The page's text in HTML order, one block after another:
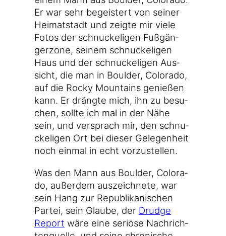
Er war sehr begeis­tert von sei­ner
Hei­mat­stadt und zeig­te mir vie­le
Fotos der schnu­cke­li­gen Fuß­gän­
ger­zo­ne, sei­nem schnu­cke­li­gen
Haus und der schnu­cke­li­gen Aus­
sicht, die man in Bould­er, Colo­ra­do,
auf die Rocky Moun­ta­ins genie­ßen
kann. Er dräng­te mich, ihn zu besu­
chen, soll­te ich mal in der Nähe
sein, und ver­sprach mir, den schnu­
cke­li­gen Ort bei die­ser Gele­gen­heit
noch ein­mal in echt vorzustellen.
Was den Mann aus Bould­er, Colo­ra­
do, außer­dem aus­zeich­ne­te, war
sein Hang zur Repu­bli­ka­ni­schen
Par­tei, sein Glau­be, der Drudge
Report wäre eine seriö­se Nach­rich­